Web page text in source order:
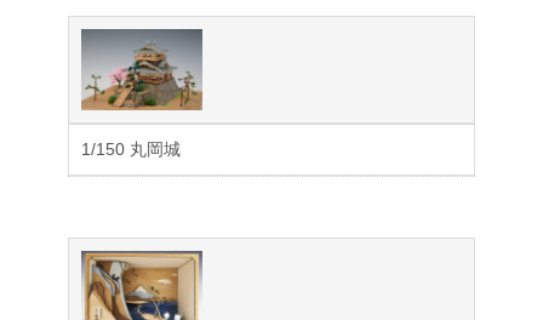
1/150 丸岡城